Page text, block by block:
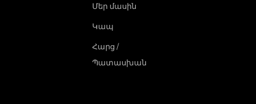
Մեր մասին
Կապ
Հարց /
Պատասխան